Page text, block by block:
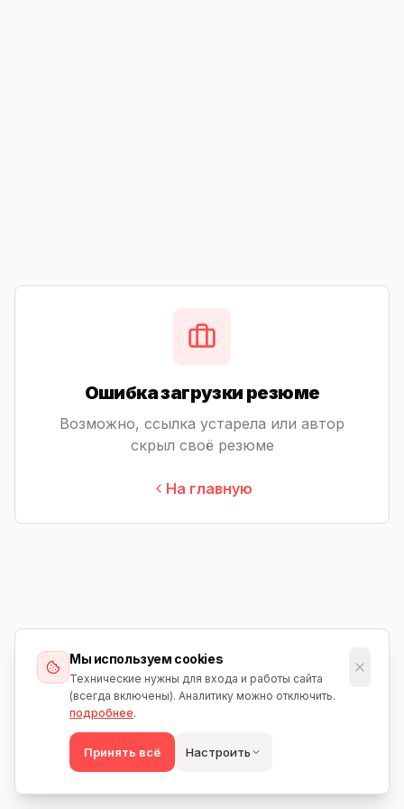
Мы используем cookies
Технические нужны для входа и работы сайта
(всегда включены). Аналитику можно отключить.
подробнее.
Принять всё Настроить
Ошибка загрузки резюме
Возможно, ссылка устарела или автор
скрыл своё резюме
На главную